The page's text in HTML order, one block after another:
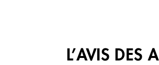
L’AVIS DES